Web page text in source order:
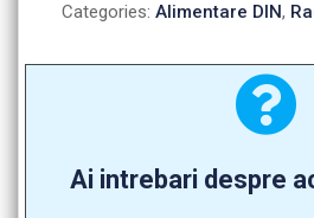
Categories: Alimentare DIN,
Ai intrebari despre